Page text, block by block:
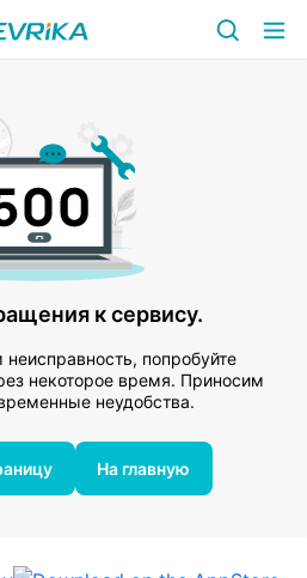
к сервису.
попробуйте
некоторое время. Приносим
неудобства.
На главную